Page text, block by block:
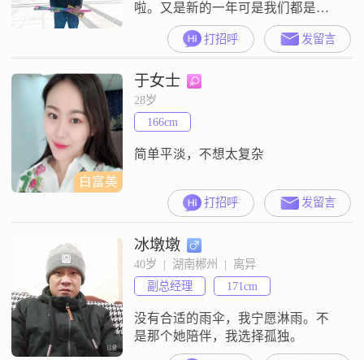
啦。又是新的一年可是我们都是否
有一样的心情就像热锅上的蚂蚁
呢，如果是那就对啦。想跟你们一
起过年但是一直联系不上月工资才
3800，身高才1米68看到你们了在找
男朋友我也挺合适的呀。
打招呼 发留言
白富美
于女士
28岁
166cm
简单平淡，不想太复杂
打招呼 发留言
冰墩墩
40岁  |  湖南郴州  |  离异
副总经理
171cm
没有合适的雨伞，我宁愿淋雨。不
是那个她陪伴，我选择孤独。